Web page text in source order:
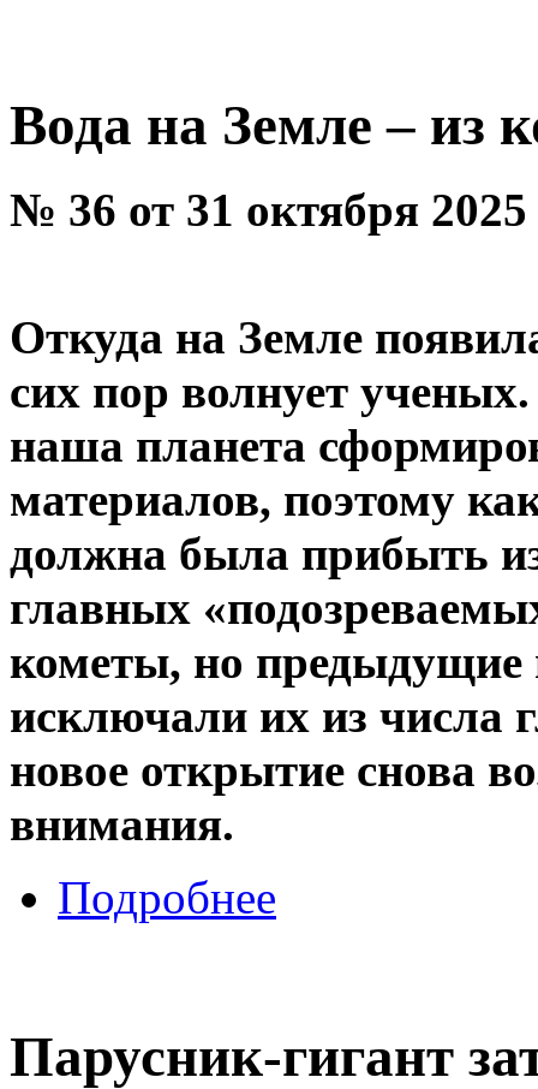
Вода на Земле – из
№ 36 от 31 октября
Откуда на Земле
сих пор волнует
наша планета
материалов, поэтому
должна была прибыть
главных
кометы, но предыдущие
исключали их из числа
новое открытие снова
внимания.
Подробнее
Парусник-гигант